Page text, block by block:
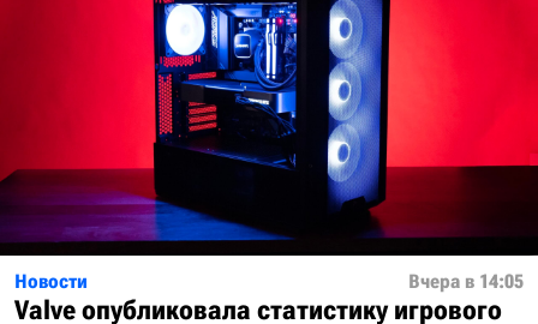
Новости Вчера в 14:05
Valve опубликовала статистику игрового